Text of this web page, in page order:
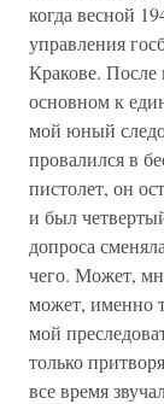
когда весной
управления
Кракове. После
основном к
мой юный
провалился в
пистолет, он
и был
допроса
чего. Может,
может, именно
мой
только
все время